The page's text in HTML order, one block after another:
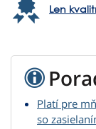
Len
Platí pre
so